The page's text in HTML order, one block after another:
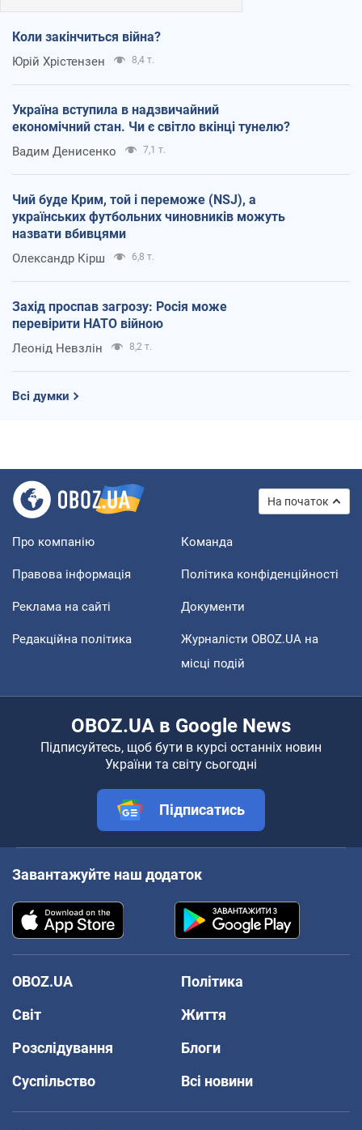
Коли закінчиться війна?
Юрій Хрістензен 8,4 т.
Україна вступила в надзвичайний
економічний стан. Чи є світло вкінці тунелю?
Вадим Денисенко 7,1 т.
Чий буде Крим, той і переможе (NSJ), а
українських футбольних чиновників можуть
назвати вбивцями
Олександр Кірш 6,8 т.
Захід проспав загрозу: Росія може
перевірити НАТО війною
Леонід Невзлін 8,2 т.
Всі думки
На початок
Про компанію Команда
Правова інформація Політика конфіденційності
Реклама на сайті Документи
Редакційна політика
Журналісти OBOZ.UA на
місці подій
OBOZ.UA в Google News
Підписуйтесь, щоб бути в курсі останніх новин
України та світу сьогодні
Підписатись
Завантажуйте наш додаток
OBOZ.UA
Політика
Світ
Життя
Розслідування
Блоги
Суспільство
Всі новини